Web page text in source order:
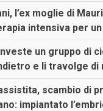
l’ex moglie di
intensiva per
un gruppo di
e li travolge di
scambio di
impiantato